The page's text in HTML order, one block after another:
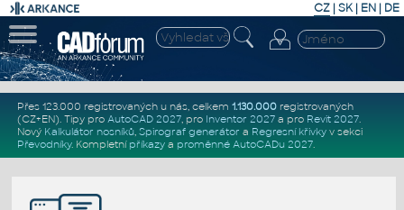
CZ | SK| EN | DE
Přes 123.000 registrovaných u nás, celkem 1.130.000registrovaných
(CZ+EN). Tipy pro AutoCAD 2027, pro Inventor 2027a pro Revit 2027.
Nový Kalkulátor nosníků, Spirograf generátor a Regresní křivkyv sekci
Převodníky. Kompletní příkazya proměnné AutoCADu 2027.